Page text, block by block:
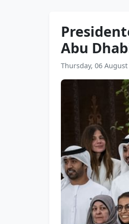
Abu
Thursday, 06 August